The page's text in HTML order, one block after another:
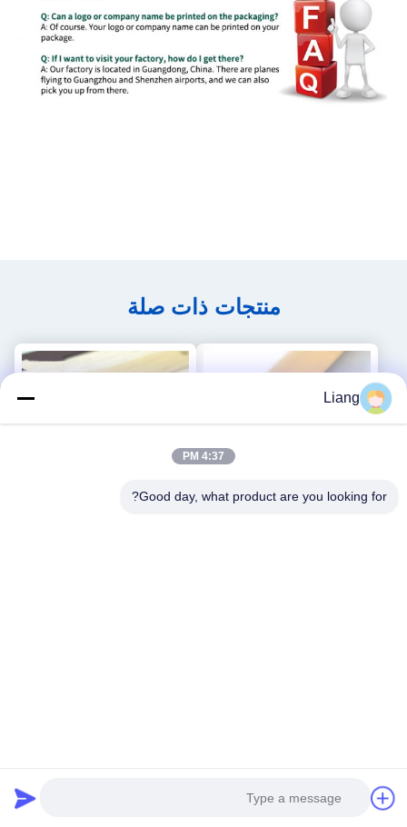
منتجات ذات صلة
Liang
4:37 PM
Good day, what product are you looking for?